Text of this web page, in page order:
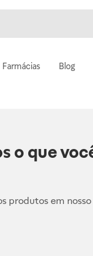
Farmácias Blog
o que
produtos em nosso